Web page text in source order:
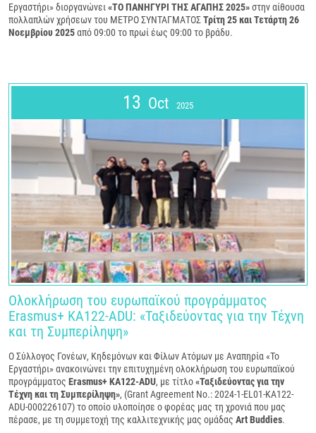
Εργαστήρι» διοργανώνει «ΤΟ ΠΑΝΗΓΥΡΙ ΤΗΣ ΑΓΑΠΗΣ 2025»στην αίθουσα
πολλαπλών χρήσεων του ΜΕΤΡΟ ΣΥΝΤΑΓΜΑΤΟΣΤρίτη 25 και Τετάρτη 26
Νοεμβρίου 2025από 09:00 το πρωί έως 09:00 το βράδυ.
13 Oct 2025
Ολοκλήρωση του ευρωπαϊκού προγράμματος
Erasmus+ KA122-ADU: «Ταξιδεύοντας για την Τέχνη
και τη Συμπερίληψη»
Ο Σύλλογος Γονέων, Κηδεμόνων και Φίλων Ατόμων με Αναπηρία «Το
Εργαστήρι» ανακοινώνει την επιτυχημένη ολοκλήρωση του ευρωπαϊκού
προγράμματος Erasmus+ ΚΑ122-ADU, με τίτλο«Ταξιδεύοντας για την
Τέχνη και τη Συμπερίληψη», (Grant Agreement No.: 2024-1-EL01-KA122-
ADU-000226107) το οποίο υλοποίησε ο φορέας μας τη χρονιά που μας
πέρασε, με τη συμμετοχή της καλλιτεχνικής μας ομάδας ArtBuddies.